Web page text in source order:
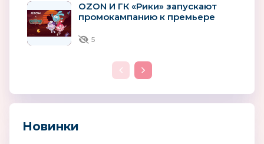
OZON И ГК «Рики» запускают
промокампанию к премьере
ВСЕЛЕННЫЕ”
5
Новинки